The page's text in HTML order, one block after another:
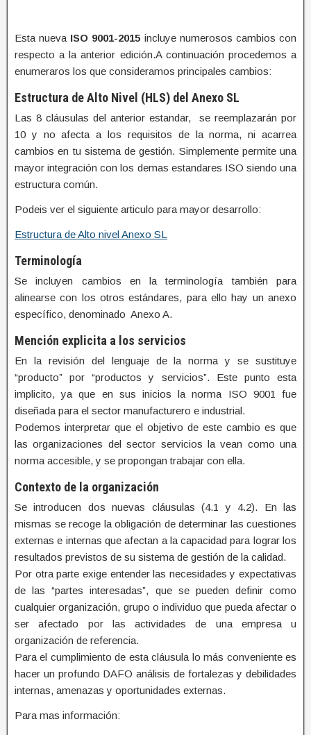
Esta nueva ISO 9001-2015 incluye numerosos cambios con
respecto a la anterior edición.A continuación procedemos a
enumeraros los que consideramos principales cambios:
Estructura de Alto Nivel (HLS) del Anexo SL
Las 8 cláusulas del anterior estandar, se reemplazarán por
10 y no afecta a los requisitos de la norma, ni acarrea
cambios en tu sistema de gestión. Simplemente permite una
mayor integración con los demas estandares ISO siendo una
estructura común.
Podeis ver el siguiente articulo para mayor desarrollo:
Estructura de Alto nivel Anexo SL
Terminología
Se incluyen cambios en la terminología también para
alinearse con los otros estándares, para ello hay un anexo
específico, denominado Anexo A.
Mención explicita a los servicios
En la revisión del lenguaje de la norma y se sustituye
“producto” por “productos y servicios”. Este punto esta
implicito, ya que en sus inicios la norma ISO 9001 fue
diseñada para el sector manufacturero e industrial.
Podemos interpretar que el objetivo de este cambio es que
las organizaciones del sector servicios la vean como una
norma accesible, y se propongan trabajar con ella.
Contexto de la organización
Se introducen dos nuevas cláusulas (4.1 y 4.2). En las
mismas se recoge la obligación de determinar las cuestiones
externas e internas que afectan a la capacidad para lograr los
resultados previstos de su sistema de gestión de la calidad.
Por otra parte exige entender las necesidades y expectativas
de las “partes interesadas”, que se pueden definir como
cualquier organización, grupo o individuo que pueda afectar o
ser afectado por las actividades de una empresa u
organización de referencia.
Para el cumplimiento de esta cláusula lo más conveniente es
hacer un profundo DAFO análisis de fortalezas y debilidades
internas, amenazas y oportunidades externas.
Para mas información: